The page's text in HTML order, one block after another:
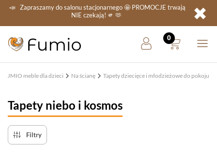
📣 Zapraszamy do salonu stacjonarnego🤩 PROMOCJE trwają
NIE czekają! 🫵 🫶 ✖
FUMIO meble dla dzieci Na ścianę Tapety dziecięce i młodzieżowe do pokoju
Tapety niebo i kosmos
Filtry